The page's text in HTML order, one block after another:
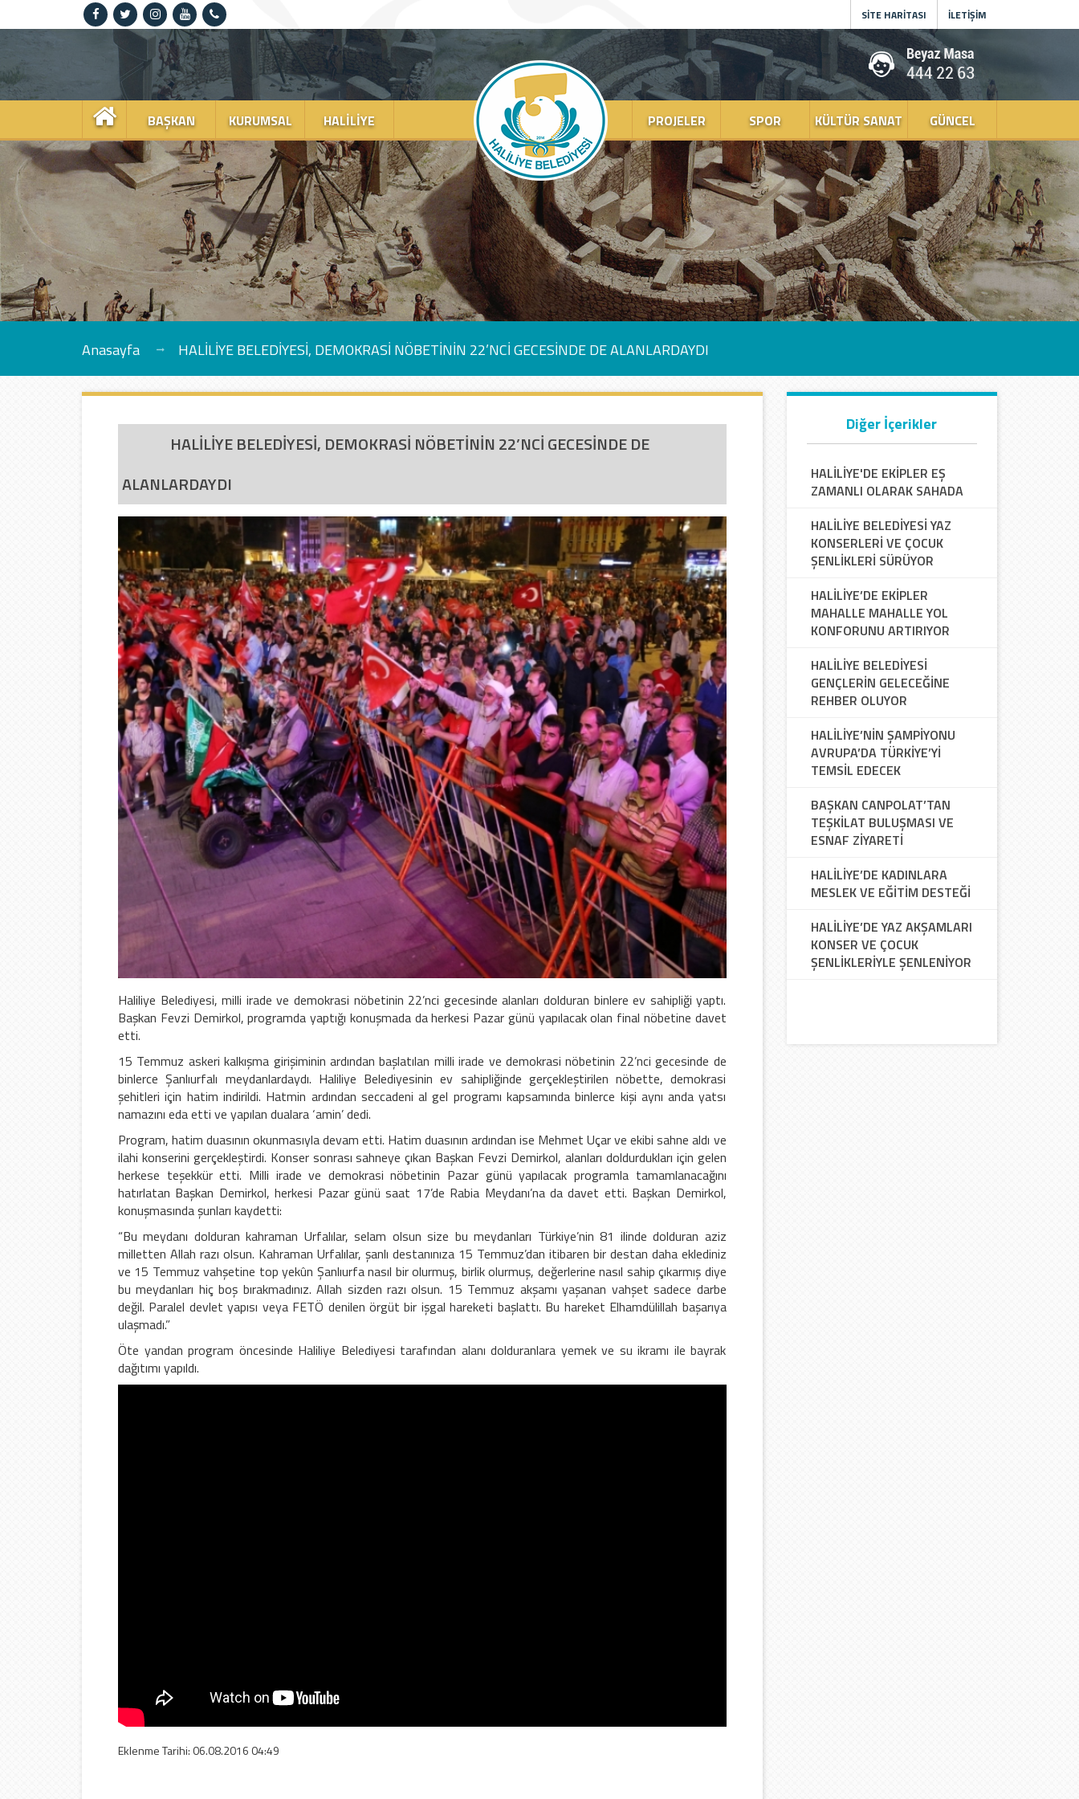
SİTE HARİTASI İLETİŞİM
BAŞKAN KURUMSAL HALILIYE PROJELER SPOR KÜLTÜR SANAT GÜNCEL
Anasayfa HALİLİYE BELEDİYESİ, DEMOKRASİ NÖBETİNİN 22’NCİ GECESİNDE DE ALANLARDAYDI
HALİLİYE BELEDİYESİ, DEMOKRASİ NÖBETİNİN 22’NCİ GECESİNDE DE
ALANLARDAYDI
Haliliye Belediyesi, milli irade ve demokrasi nöbetinin 22’nci gecesinde alanları dolduran binlere ev sahipliği yaptı.
Başkan Fevzi Demirkol, programda yaptığı konuşmada da herkesi Pazar günü yapılacak olan final nöbetine davet
etti.
15 Temmuz askeri kalkışma girişiminin ardından başlatılan milli irade ve demokrasi nöbetinin 22’nci gecesinde de
binlerce Şanlıurfalı meydanlardaydı. Haliliye Belediyesinin ev sahipliğinde gerçekleştirilen nöbette, demokrasi
şehitleri için hatim indirildi. Hatmin ardından seccadeni al gel programı kapsamında binlerce kişi aynı anda yatsı
namazını eda etti ve yapılan dualara ‘amin’ dedi.
Program, hatim duasının okunmasıyla devam etti. Hatim duasının ardından ise Mehmet Uçar ve ekibi sahne aldı ve
ilahi konserini gerçekleştirdi. Konser sonrası sahneye çıkan Başkan Fevzi Demirkol, alanları doldurdukları için gelen
herkese teşekkür etti. Milli irade ve demokrasi nöbetinin Pazar günü yapılacak programla tamamlanacağını
hatırlatan Başkan Demirkol, herkesi Pazar günü saat 17’de Rabia Meydanı’na da davet etti. Başkan Demirkol,
konuşmasında şunları kaydetti:
“Bu meydanı dolduran kahraman Urfalılar, selam olsun size bu meydanları Türkiye’nin 81 ilinde dolduran aziz
milletten Allah razı olsun. Kahraman Urfalılar, şanlı destanınıza 15 Temmuz’dan itibaren bir destan daha eklediniz
ve 15 Temmuz vahşetine top yekûn Şanlıurfa nasıl bir olurmuş, birlik olurmuş, değerlerine nasıl sahip çıkarmış diye
bu meydanları hiç boş bırakmadınız. Allah sizden razı olsun. 15 Temmuz akşamı yaşanan vahşet sadece darbe
değil. Paralel devlet yapısı veya FETÖ denilen örgüt bir işgal hareketi başlattı. Bu hareket Elhamdülillah başarıya
ulaşmadı.”
Öte yandan program öncesinde Haliliye Belediyesi tarafından alanı dolduranlara yemek ve su ikramı ile bayrak
dağıtımı yapıldı.
Eklenme Tarihi: 06.08.2016 04:49
Diğer İçerikler
HALİLİYE'DE EKİPLER EŞ
ZAMANLI OLARAK SAHADA
HALİLİYE BELEDİYESİ YAZ
KONSERLERİ VE ÇOCUK
ŞENLİKLERİ SÜRÜYOR
HALİLİYE’DE EKİPLER
MAHALLE MAHALLE YOL
KONFORUNU ARTIRIYOR
HALİLİYE BELEDİYESİ
GENÇLERİN GELECEĞİNE
REHBER OLUYOR
HALİLİYE’NİN ŞAMPİYONU
AVRUPA’DA TÜRKİYE’Yİ
TEMSİL EDECEK
BAŞKAN CANPOLAT’TAN
TEŞKİLAT BULUŞMASI VE
ESNAF ZİYARETİ
HALİLİYE’DE KADINLARA
MESLEK VE EĞİTİM DESTEĞİ
HALİLİYE’DE YAZ AKŞAMLARI
KONSER VE ÇOCUK
ŞENLİKLERİYLE ŞENLENİYOR
Kurumsal
Haliliye
Projeler
Spor
Kültür
Sanat
Güncel